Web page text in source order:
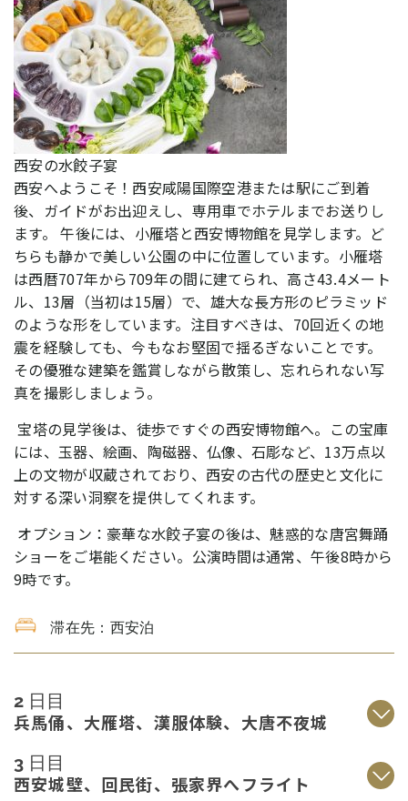
西安の水餃子宴
西安へようこそ！西安咸陽国際空港または駅にご到着
後、ガイドがお出迎えし、専用車でホテルまでお送りし
ます。 午後には、小雁塔と西安博物館を見学します。ど
ちらも静かで美しい公園の中に位置しています。小雁塔
は西暦707年から709年の間に建てられ、高さ43.4メート
ル、13層（当初は15層）で、雄大な長方形のピラミッド
のような形をしています。注目すべきは、70回近くの地
震を経験しても、今もなお堅固で揺るぎないことです。
その優雅な建築を鑑賞しながら散策し、忘れられない写
真を撮影しましょう。
宝塔の見学後は、徒歩ですぐの西安博物館へ。この宝庫
には、玉器、絵画、陶磁器、仏像、石彫など、13万点以
上の文物が収蔵されており、西安の古代の歴史と文化に
対する深い洞察を提供してくれます。
オプション：豪華な水餃子宴の後は、魅惑的な唐宮舞踊
ショーをご堪能ください。公演時間は通常、午後8時から
9時です。
滞在先：西安泊
2 日目
兵馬俑、大雁塔、漢服体験、大唐不夜城
3 日目
西安城壁、回民街、張家界へフライト